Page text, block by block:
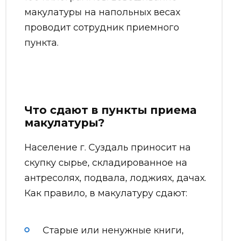
макулатуры на напольных весах
проводит сотрудник приемного
пункта.
Что сдают в пункты приема
макулатуры?
Население г. Суздаль приносит на
скупку сырье, складированное на
антресолях, подвала, лоджиях, дачах.
Как правило, в макулатуру сдают:
Старые или ненужные книги,